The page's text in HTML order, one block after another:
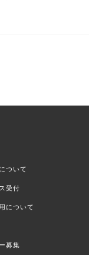
ついて
受付
について
募集